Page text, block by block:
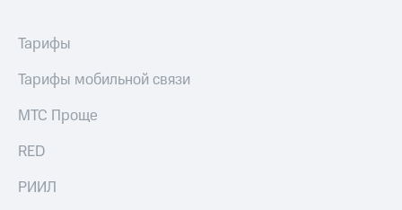
Документы
"МТС"
Собрания
Тарифы
Тарифы мобильной связи
МТС Проще
RED
РИИЛ